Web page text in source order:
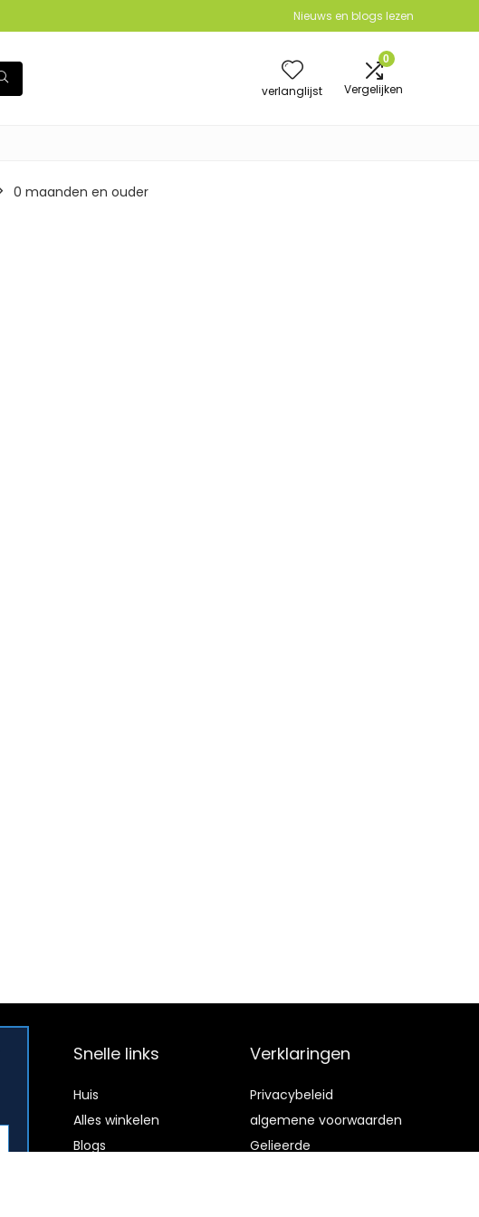
Nieuws en blogs lezen
verlanglijst
0
Vergelijken
‎0 maanden en ouder
Snelle links
Huis
Alles winkelen
Blogs
Verklaringen
Privacybeleid
algemene voorwaarden
Gelieerde